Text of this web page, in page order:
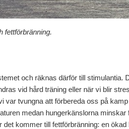
fettförbränning.
och räknas därför till stimulantia.
vid hård träning eller när vi blir
var tvungna att förbereda oss på
medan hungerkänslorna
kommer till fettförbränning: en